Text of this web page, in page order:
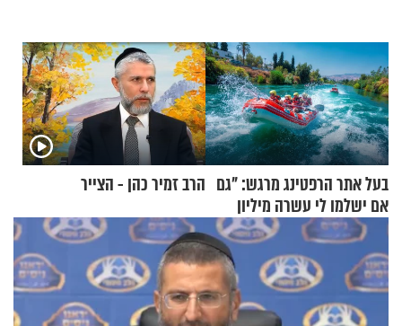
בעל אתר הרפטינג מרגש: "גם
אם ישלמו לי עשרה מיליון
שקלים - לא אפתח בשבת"
הרב זמיר כהן - הצייר